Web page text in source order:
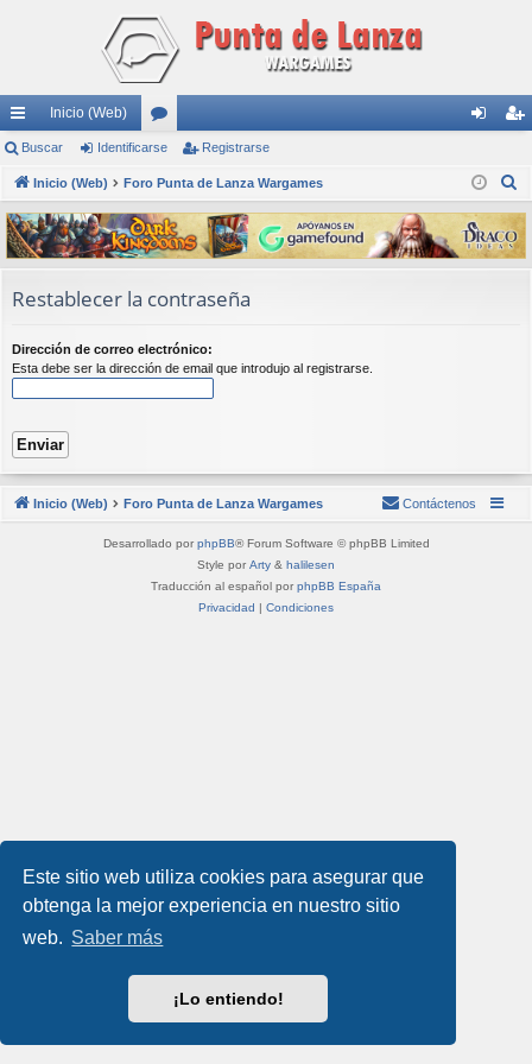
Este sitio web utiliza cookies para asegurar que
obtenga la mejor experiencia en nuestro sitio
web. Saber más
¡Lo entiendo!
nl
ac
es
rá
pi
s
Inicio (Web)
or
os nti
fic
ar
ist
ra
rs
Buscar Identificarse Registrarse
Inicio (Web) Foro Punta de Lanza Wargames
s
c
Restablecer la contraseña
Dirección de correo electrónico:
Esta debe ser la dirección de email que introdujo al registrarse.
Inicio (Web) Foro Punta de Lanza Wargames Contáctenos
Desarrollado por phpBB® Forum Software © phpBB Limited
Style por Arty & halilesen
Traducción al español por phpBB España
Privacidad
Condiciones